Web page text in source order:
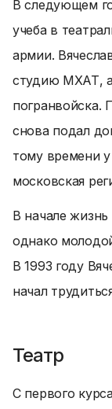
В следующем
учеба в
армии.
студию МХАТ, а
погранвойска.
снова подал
тому времени
московская
В начале
однако
В 1993 году
начал
Театр
С первого